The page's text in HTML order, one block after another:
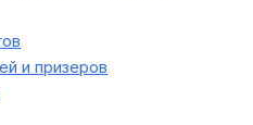
и призеров